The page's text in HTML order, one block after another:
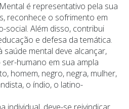
é representativo pela sua
reconhece o sofrimento em
social. Além disso, contribui
e defesa da temática.
mental deve alcançar,
humano em sua ampla
homem, negro, negra, mulher,
o índio, o latino-